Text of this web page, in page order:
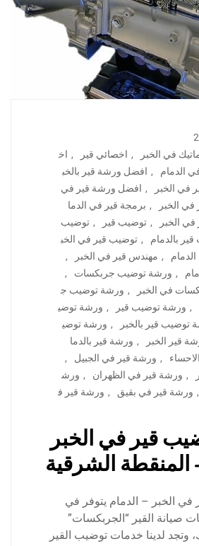
في الخبر
, اخصائي قير , اخ
الدمام
, افضل ورشة قير بالخب
في الخبر , افضل ورشة قير في
في الخبر , برمجة قير في الدما
في الخبر , توضيب قير , توضيب
بالدمام , توضيب قير في الخب
, مهندس قير في الخبر
,
, ورشة توضيب جربكسات
,
في الخبر
, ورشة توضيب ج
, ورشة توضيب قير , ورشة توضي
توضيب قير بالخبر , ورشة توضي
قير الخبر , ورشة قير بالدما
, ورشة قير في الجبيل
,
, ورشة قير في الظهران , ورش
, ورشة قير في بقيق , ورشة قير ف
قير في الخبر
المنقطة الشرقية
الخبر – الدمام يتوفر في
صيانة القير “الجربكسات”
وتجد لدينا خدمات توضيب القير